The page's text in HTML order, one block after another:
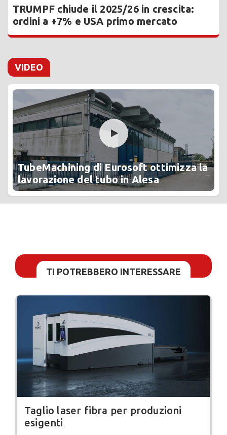
TRUMPF chiude il 2025/26 in crescita:
ordini a +7% e USA primo mercato
VIDEO
TubeMachining di Eurosoft ottimizza la
lavorazione del tubo in Alesa
TI POTREBBERO INTERESSARE
Taglio laser fibra per produzioni
esigenti